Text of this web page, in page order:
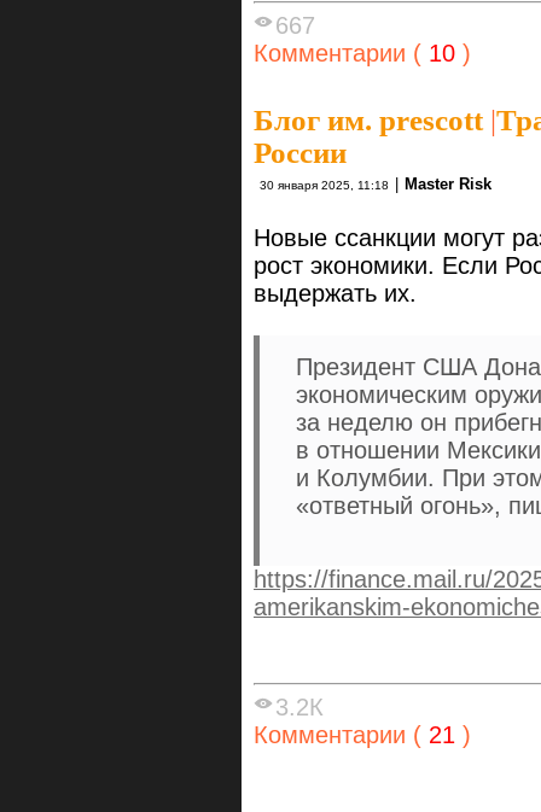
667
Комментарии ( 10 )
Блог им. prescott|
России
30 января 2025, 11:18 | Master Risk
Новые ссанкции могут
рост экономики. Если
выдержать их.
Президент США
экономическим
за неделю он
в отношении
и Колумбии. При
«ответный огонь»,
https://finance.mail.ru/
amerikanskim-
3.2К
Комментарии ( 21 )